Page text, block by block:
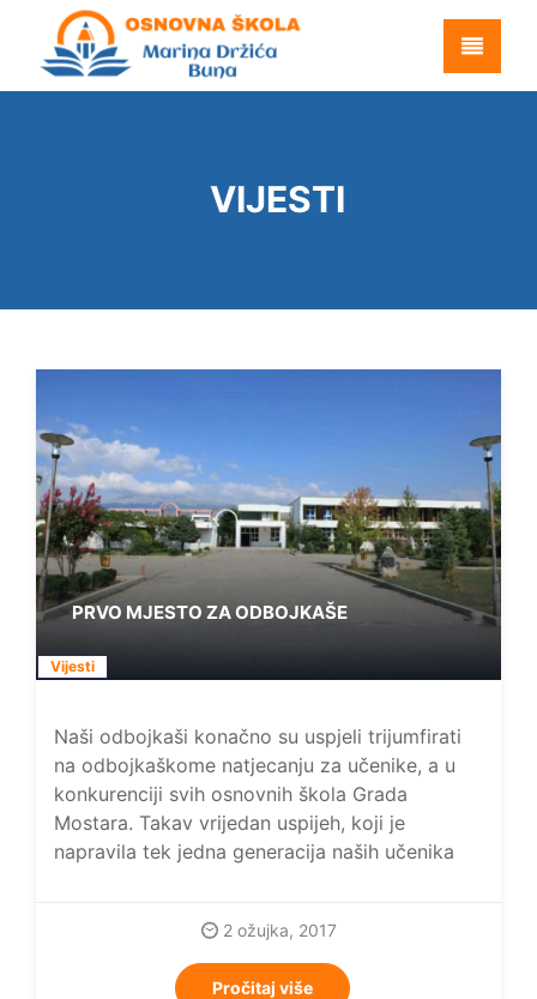
VIJESTI
PRVO MJESTO ZA ODBOJKAŠE
Vijesti
Naši odbojkaši konačno su uspjeli trijumfirati
na odbojkaškome natjecanju za učenike, a u
konkurenciji svih osnovnih škola Grada
Mostara. Takav vrijedan uspijeh, koji je
napravila tek jedna generacija naših učenika
Pročitaj više
2 ožujka, 2017